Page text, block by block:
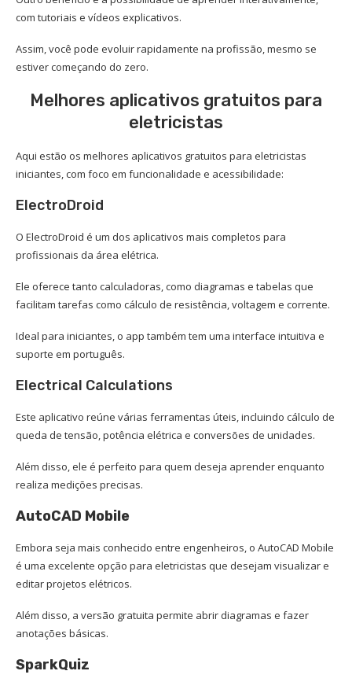
com tutoriais e vídeos explicativos.
Assim, você pode evoluir rapidamente na profissão, mesmo se
estiver começando do zero.
Melhores aplicativos gratuitos para
eletricistas
Aqui estão os melhores aplicativos gratuitos para eletricistas
iniciantes, com foco em funcionalidade e acessibilidade:
ElectroDroid
O ElectroDroid é um dos aplicativos mais completos para
profissionais da área elétrica.
Ele oferece tanto calculadoras, como diagramas e tabelas que
facilitam tarefas como cálculo de resistência, voltagem e corrente.
Ideal para iniciantes, o app também tem uma interface intuitiva e
suporte em português.
Electrical Calculations
Este aplicativo reúne várias ferramentas úteis, incluindo cálculo de
queda de tensão, potência elétrica e conversões de unidades.
Além disso, ele é perfeito para quem deseja aprender enquanto
realiza medições precisas.
AutoCAD Mobile
Embora seja mais conhecido entre engenheiros, o AutoCAD Mobile
é uma excelente opção para eletricistas que desejam visualizar e
editar projetos elétricos.
Além disso, a versão gratuita permite abrir diagramas e fazer
anotações básicas.
SparkQuiz